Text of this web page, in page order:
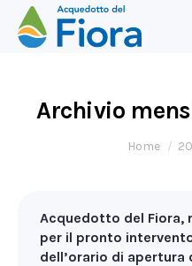
Archivio
Tu sei
Home
Acquedotto del Fiora,
per il pronto
dell’orario di